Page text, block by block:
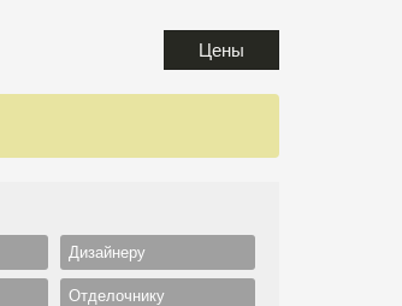
Цены
Дизайнеру
Отделочнику